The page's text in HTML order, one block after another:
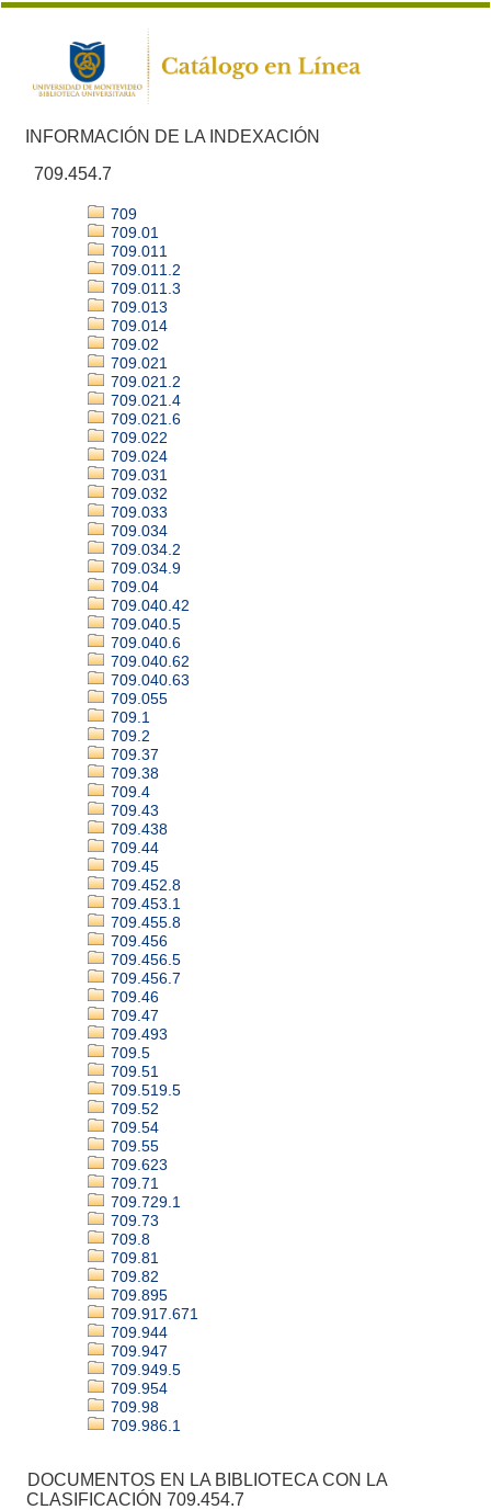
INFORMACIÓN DE LA INDEXACIÓN
709.454.7
709
709.01
709.011
709.011.2
709.011.3
709.013
709.014
709.02
709.021
709.021.2
709.021.4
709.021.6
709.022
709.024
709.031
709.032
709.033
709.034
709.034.2
709.034.9
709.04
709.040.42
709.040.5
709.040.6
709.040.62
709.040.63
709.055
709.1
709.2
709.37
709.38
709.4
709.43
709.438
709.44
709.45
709.452.8
709.453.1
709.455.8
709.456
709.456.5
709.456.7
709.46
709.47
709.493
709.5
709.51
709.519.5
709.52
709.54
709.55
709.623
709.71
709.729.1
709.73
709.8
709.81
709.82
709.895
709.917.671
709.944
709.947
709.949.5
709.954
709.98
709.986.1
DOCUMENTOS EN LA BIBLIOTECA CON LA
CLASIFICACIÓN 709.454.7